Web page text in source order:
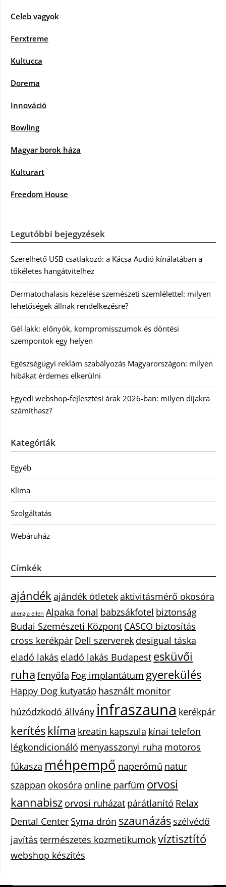
Celeb vagyok
Ferxtreme
Kultucca
Dorema
Innováció
Bowling
Magyar borok háza
Kulturart
Freedom House
Legutóbbi bejegyzések
Szerelhető USB csatlakozó: a Kácsa Audió kínálatában a
tökéletes hangátvitelhez
Dermatochalasis kezelése szemészeti szemlélettel: milyen
lehetőségek állnak rendelkezésre?
Gél lakk: előnyök, kompromisszumok és döntési
szempontok egy helyen
Egészségügyi reklám szabályozás Magyarországon: milyen
hibákat érdemes elkerülni
Egyedi webshop-fejlesztési árak 2026-ban: milyen díjakra
számíthasz?
Kategóriák
Egyéb
Klíma
Szolgáltatás
Webáruház
Címkék
ajándékajándék ötletekaktivitásmérő okosóra
allergia ellen Alpaka fonal babzsákfotel biztonság
Budai Szemészeti Központ CASCO biztosítás
cross kerékpár Dell szerverek desigual táska
eladó lakás eladó lakás Budapest esküvői
ruha fenyőfa Fog implantátum gyerekülés
Happy Dog kutyatáp használt monitor
húzódzkodó állvány infraszauna kerékpár
kerítésklíma kreatin kapszula kínai telefon
légkondicionáló menyasszonyi ruha motoros
fűkasza méhpempő naperőmű natur
szappan okosóra online parfüm orvosi
kannabisz orvosi ruházat párátlanító Relax
Dental Center Syma drón szaunázás szélvédő
javítás természetes kozmetikumokvíztisztító
webshop készítés